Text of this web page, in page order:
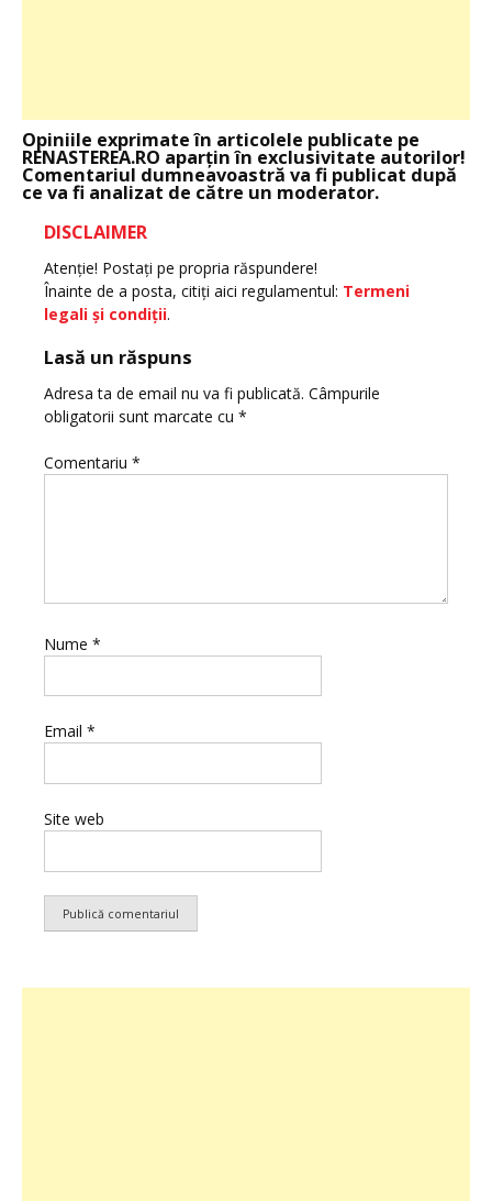
Opiniile exprimate în articolele publicate pe
RENASTEREA.RO aparţin în exclusivitate autorilor!
Comentariul dumneavoastră va fi publicat după
ce va fi analizat de către un moderator.
DISCLAIMER
Atenţie! Postaţi pe propria răspundere!
Înainte de a posta, citiţi aici regulamentul: Termeni
legali şi condiţii.
Lasă un răspuns
Adresa ta de email nu va fi publicată. Câmpurile
obligatorii sunt marcate cu *
Comentariu *
Nume *
Email *
Site web